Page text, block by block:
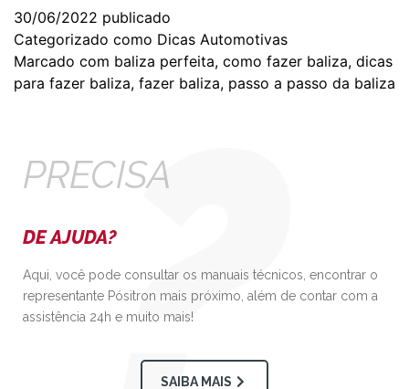
30/06/2022 publicado
Categorizado como Dicas Automotivas
Marcado com baliza perfeita, como fazer baliza, dicas
para fazer baliza, fazer baliza, passo a passo da baliza
PRECISA
DE AJUDA?
Aqui, você pode consultar os manuais técnicos, encontrar o
representante Pósitron mais próximo, além de contar com a
assistência 24h e muito mais!
SAIBA MAIS